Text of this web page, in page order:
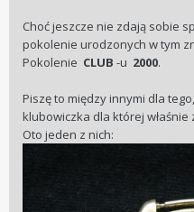
Choć jeszcze nie zdają sobie
pokolenie urodzonych w tym
Pokolenie CLUB -u 2000.
Piszę to między innymi dla
klubowiczka dla której właśnie
Oto jeden z nich: